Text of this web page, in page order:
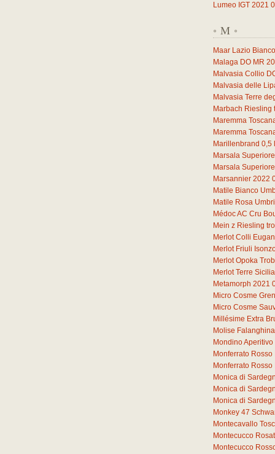
Lumeo IGT 2021
* M *
Maar Lazio
Malaga DO MR
Malvasia Collio
Malvasia delle
Malvasia Terre
Marbach Riesling
Maremma
Maremma
Marillenbrand 0,5
Marsala
Marsala
Marsannier 2022
Matile Bianco
Matile Rosa
Médoc AC Cru
Mein z Riesling
Merlot Colli
Merlot Friuli
Merlot Opoka
Merlot Terre
Metamorph 2021
Micro Cosme
Micro Cosme
Millésime Extra
Molise
Mondino Aperitivo
Monferrato
Monferrato
Monica di
Monica di
Monica di
Monkey 47
Montecavallo
Montecucco
Montecucco